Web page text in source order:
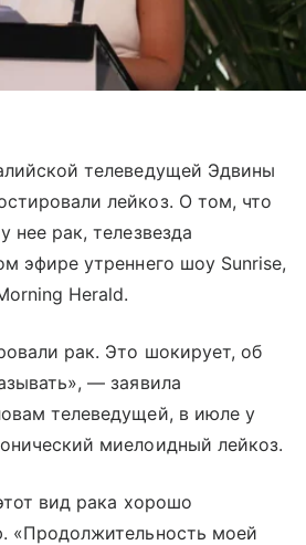
телеведущей Эдвины
лейкоз. О том, что
нее рак, телезвезда
эфире утреннего шоу Sunrise,
Herald.
рак. Это шокирует, об
— заявила
телеведущей, в июле у
миелоидный лейкоз.
вид рака хорошо
«Продолжительность моей